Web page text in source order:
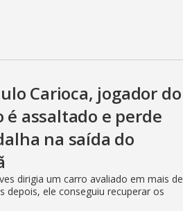
Carioca, jogador do
é assaltado e perde
na saída do
dirigia um carro avaliado em mais de
depois, ele conseguiu recuperar os